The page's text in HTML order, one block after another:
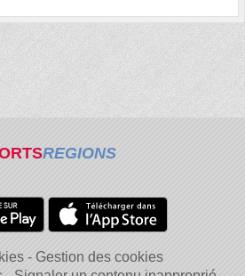
REGIONS
Gestion des cookies